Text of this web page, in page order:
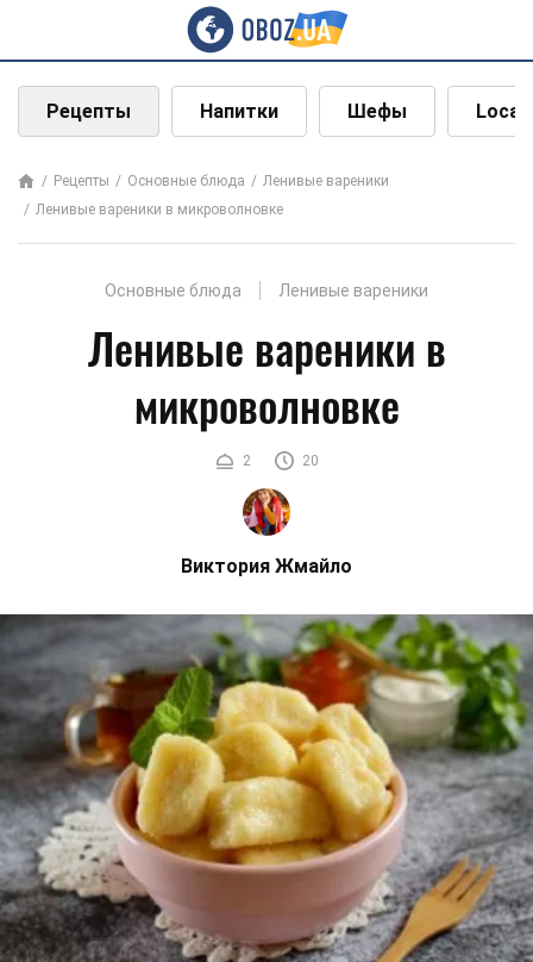
Рецепты Напитки Шефы Local
Рецепты Основные блюда
Ленивые вареники
Ленивые вареники в микроволновке
Основные блюда Ленивые вареники
Ленивые вареники в
микроволновке
2 20
Виктория Жмайло